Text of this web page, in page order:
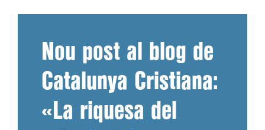
Nou post al blog de
Catalunya Cristiana:
«La riquesa del